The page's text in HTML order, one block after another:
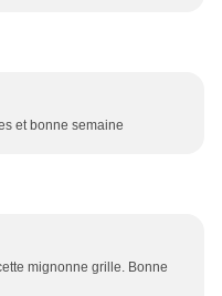
et bonne semaine
mignonne grille. Bonne